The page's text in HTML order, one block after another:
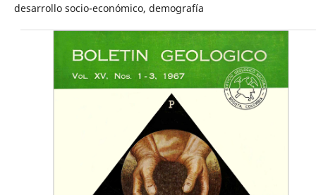
desarrollo socio-económico, demografía